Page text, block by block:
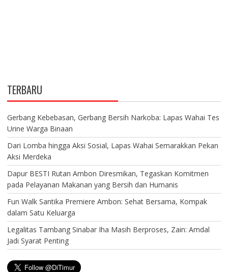
TERBARU
Gerbang Kebebasan, Gerbang Bersih Narkoba: Lapas Wahai Tes
Urine Warga Binaan
Dari Lomba hingga Aksi Sosial, Lapas Wahai Semarakkan Pekan
Aksi Merdeka
Dapur BESTI Rutan Ambon Diresmikan, Tegaskan Komitmen
pada Pelayanan Makanan yang Bersih dan Humanis
Fun Walk Santika Premiere Ambon: Sehat Bersama, Kompak
dalam Satu Keluarga
Legalitas Tambang Sinabar Iha Masih Berproses, Zain: Amdal
Jadi Syarat Penting